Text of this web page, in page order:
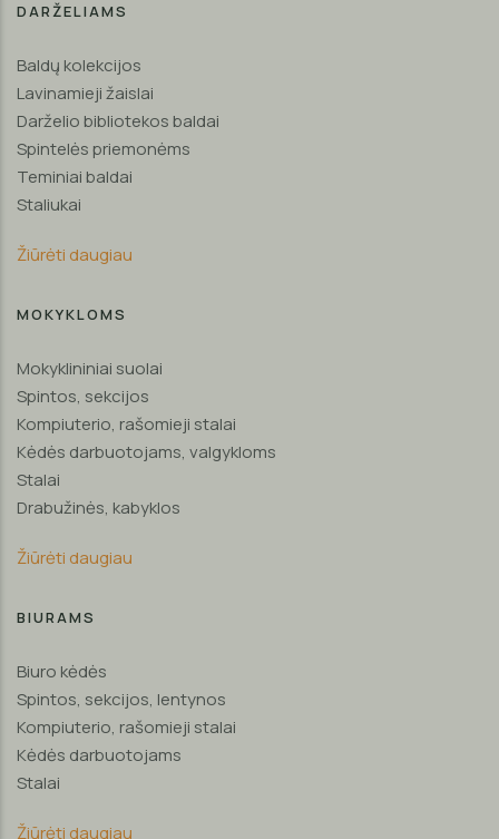
DARŽELIAMS
Baldų kolekcijos
Lavinamieji žaislai
Darželio bibliotekos baldai
Spintelės priemonėms
Teminiai baldai
Staliukai
Žiūrėti daugiau
MOKYKLOMS
Mokyklininiai suolai
Spintos, sekcijos
Kompiuterio, rašomieji stalai
Kėdės darbuotojams, valgykloms
Stalai
Drabužinės, kabyklos
Žiūrėti daugiau
BIURAMS
Biuro kėdės
Spintos, sekcijos, lentynos
Kompiuterio, rašomieji stalai
Kėdės darbuotojams
Stalai
Žiūrėti daugiau